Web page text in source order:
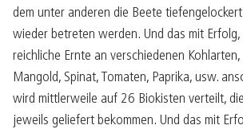
dem unter anderen die Beete
wieder betreten werden. Und das mit
reichliche Ernte an verschiedenen
Mangold, Spinat, Tomaten, Paprika, usw.
wird mittlerweile auf 26 Biokisten verteilt,
jeweils geliefert bekommen. Und das mit